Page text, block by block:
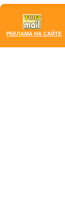
РЕКЛАМА НА САЙТЕ